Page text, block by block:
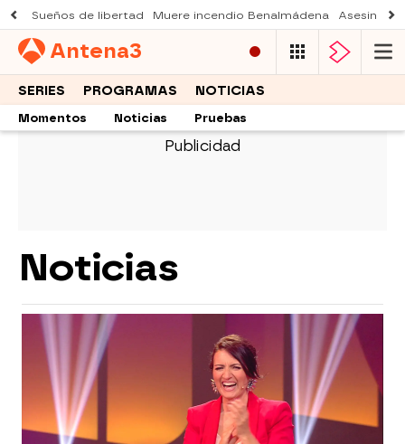
Sueños de libertad Muere incendio Benalmádena Asesinato
Antena3
SERIES PROGRAMAS NOTICIAS
Momentos Noticias Pruebas
Noticias